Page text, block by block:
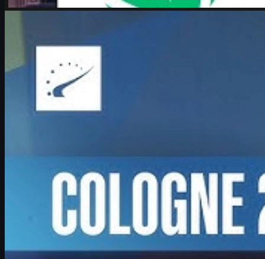
Counter-Strike 2junio 17, 2026
Boombl4 y su renacer en CS2: Counter-Strike lo es
Entrevista a Boombl4 en el Major de IEM Cologne 2026: su
regreso a la élite de CS2, liderazgo en BetBoom, futuro
competitivo y consejos para jugadores.
porDavid William